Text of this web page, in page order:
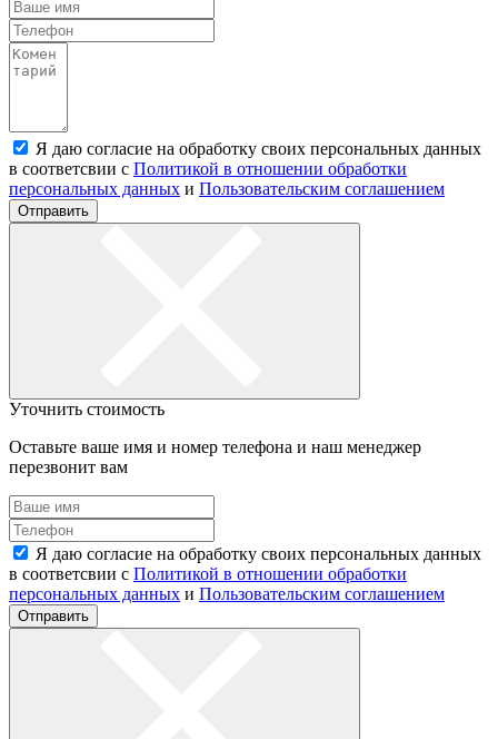
Я даю согласие на обработку своих персональных данных
в соответсвии с Политикой в отношении обработки
персональных данных и Пользовательским соглашением
Отправить
Уточнить стоимость
Оставьте ваше имя и номер телефона и наш менеджер
перезвонит вам
Я даю согласие на обработку своих персональных данных
в соответсвии с Политикой в отношении обработки
персональных данных и Пользовательским соглашением
Отправить